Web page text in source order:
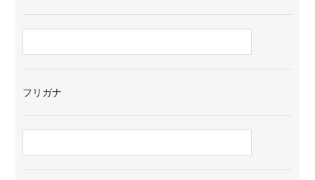
フリガナ